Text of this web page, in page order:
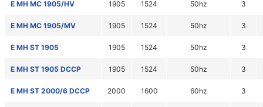
E MH MC 1905/HV 1905 1524 50hz 3
E MH MC 1905/MV 1905 1524 50hz 3
E MH ST 1905 1905 1524 50hz 3
E MH ST 1905 DCCP 1905 1524 50hz 3
E MH ST 2000/6 DCCP 2000 1600 60hz 3